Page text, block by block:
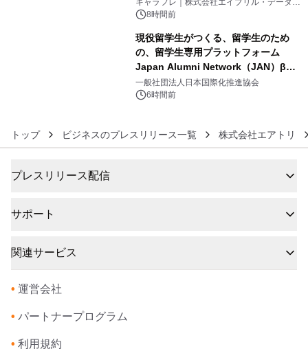
キャラフレ｜株式会社エイプリル・データ・
デザインズ
8時間前
現役留学生がつくる、留学生のため
の、留学生専用プラットフォーム
Japan Alumni Network（JAN）β版
をリリース
一般社団法人日本国際化推進協会
6時間前
トップ ビジネスのプレスリリース一覧 株式会社エアトリ
プレスリリース配信
サポート
関連サービス
• 運営会社
• パートナープログラム
• 利用規約